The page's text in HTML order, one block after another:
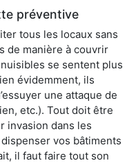
préventive
tous les locaux sans
de manière à couvrir
se sentent plus
évidemment, ils
une attaque de
etc.). Tout doit être
invasion dans les
vos bâtiments
il faut faire tout son